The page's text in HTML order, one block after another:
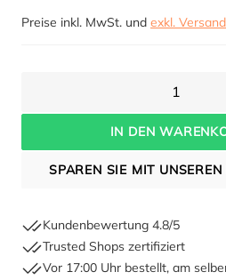
Preise inkl. MwSt. und exkl.
1
IN DEN
SPAREN SIE MIT
Kundenbewertung 4.8/5
Trusted Shops zertifiziert
Vor 17:00 Uhr bestellt, am